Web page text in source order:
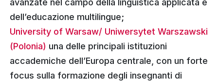
avanzate nel campo della linguistica applicata e
dell’educazione multilingue;
University of Warsaw/ Uniwersytet Warszawski
(Polonia) una delle principali istituzioni
accademiche dell’Europa centrale, con un forte
focus sulla formazione degli insegnanti di